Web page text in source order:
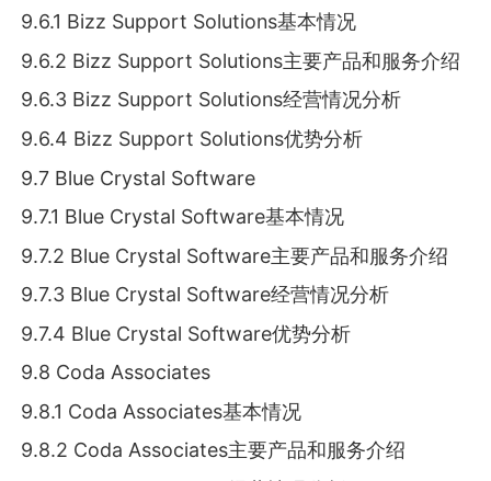
9.6.1 Bizz Support Solutions基本情况
9.6.2 Bizz Support Solutions主要产品和服务介绍
9.6.3 Bizz Support Solutions经营情况分析
9.6.4 Bizz Support Solutions优势分析
9.7 Blue Crystal Software
9.7.1 Blue Crystal Software基本情况
9.7.2 Blue Crystal Software主要产品和服务介绍
9.7.3 Blue Crystal Software经营情况分析
9.7.4 Blue Crystal Software优势分析
9.8 Coda Associates
9.8.1 Coda Associates基本情况
9.8.2 Coda Associates主要产品和服务介绍